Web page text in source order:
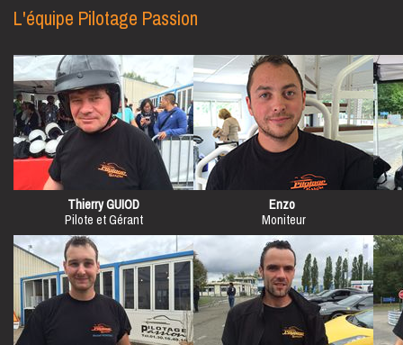
L'équipe Pilotage Passion
Thierry GUIOD
Pilote et Gérant
Enzo
Moniteur